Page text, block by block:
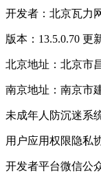
开发者：北京瓦力
版本：13.5.0.70 更
北京地址：北京市
南京地址：南京市
未成年人防沉迷系
用户应用权限隐私
开发者平台微信公